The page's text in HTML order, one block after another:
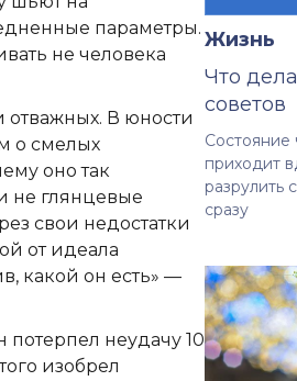
параметры.
не человека
отважных. В юности
о смелых
оно так
не глянцевые
свои недостатки
от идеала
какой он есть» —
неудачу 10
изобрел
Жизнь
Что
советов
Состояние
приходит
разрулить
сразу